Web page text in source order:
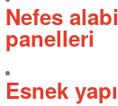
Nefes
panelleri
Esnek